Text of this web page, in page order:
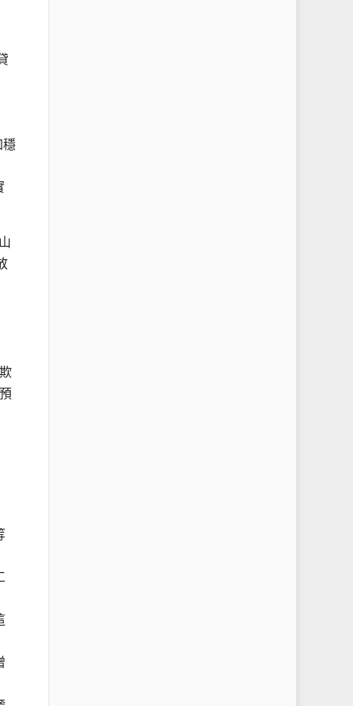
穩